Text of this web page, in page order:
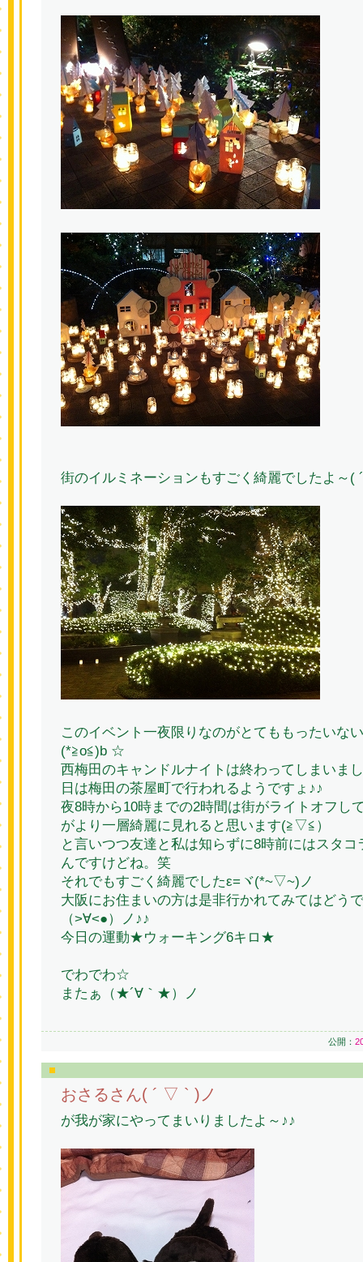
街のイルミネーションもすごく綺麗でしたよ～(
このイベント一夜限りなのがとてももったいな
(*≧o≦)b ☆
西梅田のキャンドルナイトは終わってしまいま
日は梅田の茶屋町で行われるようですょ♪♪
夜8時から10時までの2時間は街がライトオフし
がより一層綺麗に見れると思います(≧▽≦）
と言いつつ友達と私は知らずに8時前にはスタ
んですけどね。笑
それでもすごく綺麗でしたε=ヾ(*~▽~)ノ
大阪にお住まいの方は是非行かれてみてはどう
（>∀<●）ノ♪♪
今日の運動★ウォーキング6キロ★
でわでわ☆
またぁ（★´∀｀★）ノ
公開：
おさるさん( ´ ▽ ` )ノ
が我が家にやってまいりましたよ～♪♪